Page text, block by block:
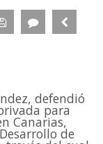
defendió
para
Canarias,
de